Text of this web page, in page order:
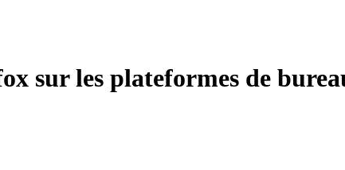
sur les plateformes de